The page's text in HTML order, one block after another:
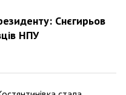
Снєгирьов
НПУ